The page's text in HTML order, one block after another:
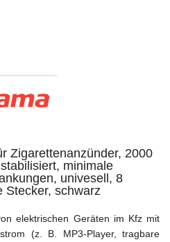
Zigarettenanzünder, 2000
minimale
univesell, 8
Stecker, schwarz
elektrischen Geräten im Kfz mit
(z. B. MP3-Player, tragbare